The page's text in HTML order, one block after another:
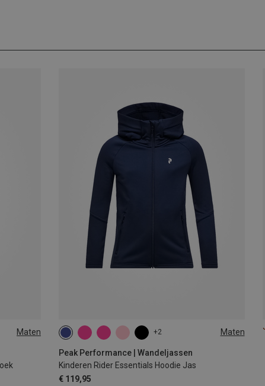
Maten +2 Maten
Peak Performance | Wandeljassen
Kinderen Rider Essentials Hoodie Jas
€ 119,95
130 140 150 160